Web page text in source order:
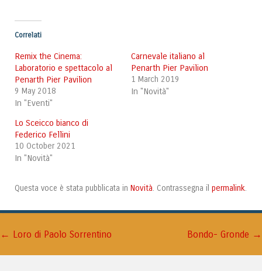
Correlati
Remix the Cinema:
Laboratorio e spettacolo al
Penarth Pier Pavilion
9 May 2018
In "Eventi"
Carnevale italiano al
Penarth Pier Pavilion
1 March 2019
In "Novità"
Lo Sceicco bianco di
Federico Fellini
10 October 2021
In "Novità"
Questa voce è stata pubblicata in Novità. Contrassegna il permalink.
Navigazione articolo
← Loro di Paolo Sorrentino Bondo- Gronde →